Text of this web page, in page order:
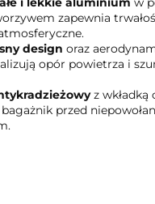
zapewnia
design oraz
opór powietrza i
z wkładką
przed